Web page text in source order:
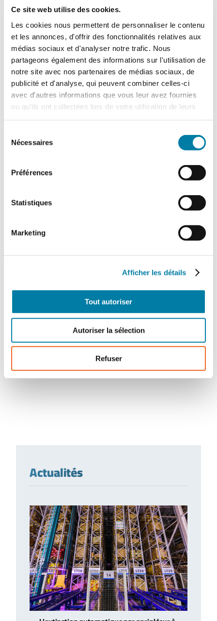
Ce site web utilise des cookies.
Les cookies nous permettent de personnaliser le contenu
et les annonces, d'offrir des fonctionnalités relatives aux
médias sociaux et d'analyser notre trafic. Nous
partageons également des informations sur l'utilisation de
notre site avec nos partenaires de médias sociaux, de
publicité et d'analyse, qui peuvent combiner celles-ci
avec d'autres informations que vous leur avez fournies
ou qu'ils ont collectées lors de votre utilisation de leurs
Nécessaires
Préférences
Statistiques
Marketing
Afficher les détails
Tout autoriser
Autoriser la sélection
Refuser
d'anciens employés par
une entreprise concurrente
Recommandations face à
la concurrence d'un acteur
étranger ciblant le savoir-
faire stratégique de
l'entreprise
DGSI
(DGSI) est l’unique service spécialisé de
renseignement français relevant du ministère de
Actualités